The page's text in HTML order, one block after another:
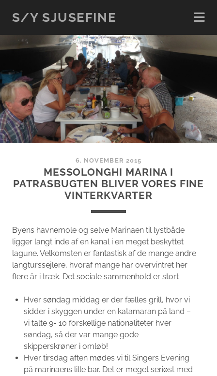
S/Y SJUSEFINE
6. NOVEMBER 2015
MESSOLONGHI MARINA I
PATRASBUGTEN BLIVER VORES FINE
VINTERKVARTER
Byens havnemole og selve Marinaen til lystbåde
ligger langt inde af en kanal i en meget beskyttet
lagune. Velkomsten er fantastisk af de mange andre
langturssejlere, hvoraf mange har overvintret her
flere år i træk. Det sociale sammenhold er stort
Hver søndag middag er der fælles grill, hvor vi
sidder i skyggen under en katamaran på land –
vi talte 9- 10 forskellige nationaliteter hver
søndag, så der var mange gode
skipperskrøner i omløb!
Hver tirsdag aften mødes vi til Singers Evening
på marinaens lille bar. Det er meget seriøst med